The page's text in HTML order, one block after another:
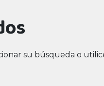
su búsqueda o